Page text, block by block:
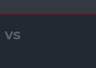
vs